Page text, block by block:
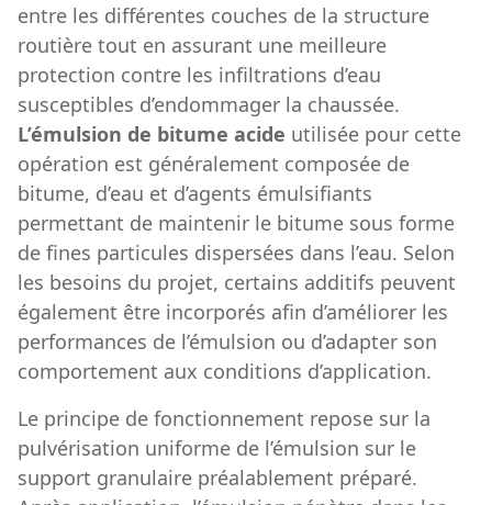
entre les différentes couches de la structure
routière tout en assurant une meilleure
protection contre les infiltrations d’eau
susceptibles d’endommager la chaussée.
L’émulsion de bitume acide utilisée pour cette
opération est généralement composée de
bitume, d’eau et d’agents émulsifiants
permettant de maintenir le bitume sous forme
de fines particules dispersées dans l’eau. Selon
les besoins du projet, certains additifs peuvent
également être incorporés afin d’améliorer les
performances de l’émulsion ou d’adapter son
comportement aux conditions d’application.
Le principe de fonctionnement repose sur la
pulvérisation uniforme de l’émulsion sur le
support granulaire préalablement préparé.